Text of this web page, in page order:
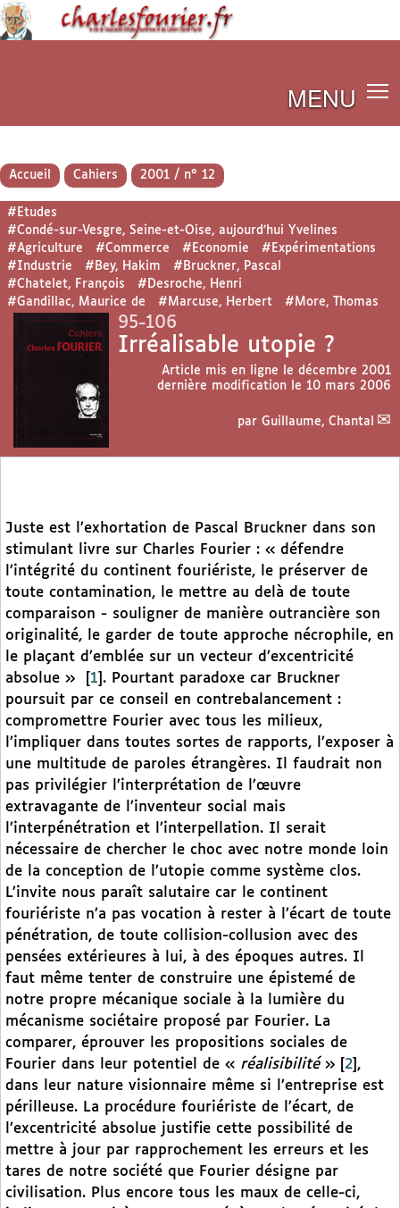
MENU
Accueil Cahiers 2001 / n° 12
#Etudes
#Condé-sur-Vesgre, Seine-et-Oise, aujourd’hui Yvelines
#Agriculture
#Commerce #Economie
#Expérimentations
#Industrie
#Bey, Hakim
#Bruckner, Pascal
#Chatelet, François
#Desroche, Henri
#Gandillac, Maurice de
#Marcuse, Herbert #More, Thomas
95-106
Irréalisable utopie ?
Article mis en ligne le décembre 2001
dernière modification le 10 mars 2006
par Guillaume, Chantal
Juste est l’exhortation de Pascal Bruckner dans son
stimulant livre sur Charles Fourier : « défendre
l’intégrité du continent fouriériste, le préserver de
toute contamination, le mettre au delà de toute
comparaison - souligner de manière outrancière son
originalité, le garder de toute approche nécrophile, en
le plaçant d’emblée sur un vecteur d’excentricité
absolue »
1 . Pourtant paradoxe car Bruckner
poursuit par ce conseil en contrebalancement :
compromettre Fourier avec tous les milieux,
l’impliquer dans toutes sortes de rapports, l’exposer à
une multitude de paroles étrangères. Il faudrait non
pas privilégier l’interprétation de l’œuvre
extravagante de l’inventeur social mais
l’interpénétration et l’interpellation. Il serait
nécessaire de chercher le choc avec notre monde loin
de la conception de l’utopie comme système clos.
L’invite nous paraît salutaire car le continent
fouriériste n’a pas vocation à rester à l’écart de toute
pénétration, de toute collision-collusion avec des
pensées extérieures à lui, à des époques autres. Il
faut même tenter de construire une épistemé de
notre propre mécanique sociale à la lumière du
mécanisme sociétaire proposé par Fourier. La
comparer, éprouver les propositions sociales de
Fourier dans leur potentiel de « réalisibilité» 2 ,
dans leur nature visionnaire même si l’entreprise est
périlleuse. La procédure fouriériste de l’écart, de
l’excentricité absolue justifie cette possibilité de
mettre à jour par rapprochement les erreurs et les
tares de notre société que Fourier désigne par
civilisation. Plus encore tous les maux de celle-ci,